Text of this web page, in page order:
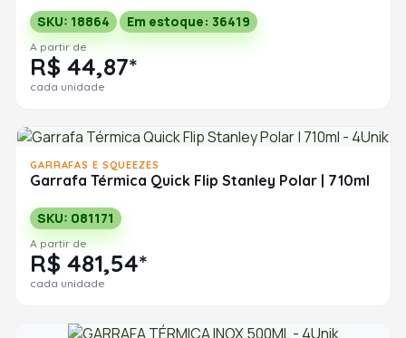
SKU: 18864 Em estoque: 36419
A partir de
R$ 44,87*
cada unidade
GARRAFAS E SQUEEZES
Garrafa Térmica Quick Flip Stanley Polar | 710ml
SKU: 081171
A partir de
R$ 481,54*
cada unidade